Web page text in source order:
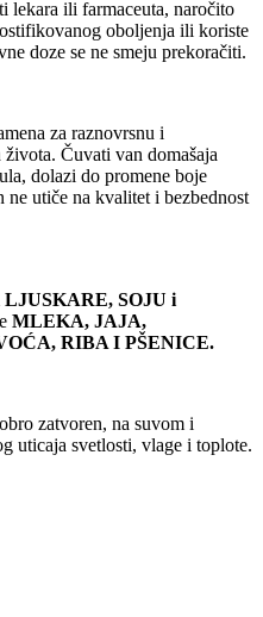
lekara ili farmaceuta, naročito
oboljenja ili koriste
doze se ne smeju prekoračiti.
za raznovrsnu i
Čuvati van domašaja
dolazi do promene boje
utiče na kvalitet i bezbednost
LJUSKARE, SOJU i
MLEKA, JAJA,
RIBA I PŠENICE.
zatvoren, na suvom i
uticaja svetlosti, vlage i toplote.